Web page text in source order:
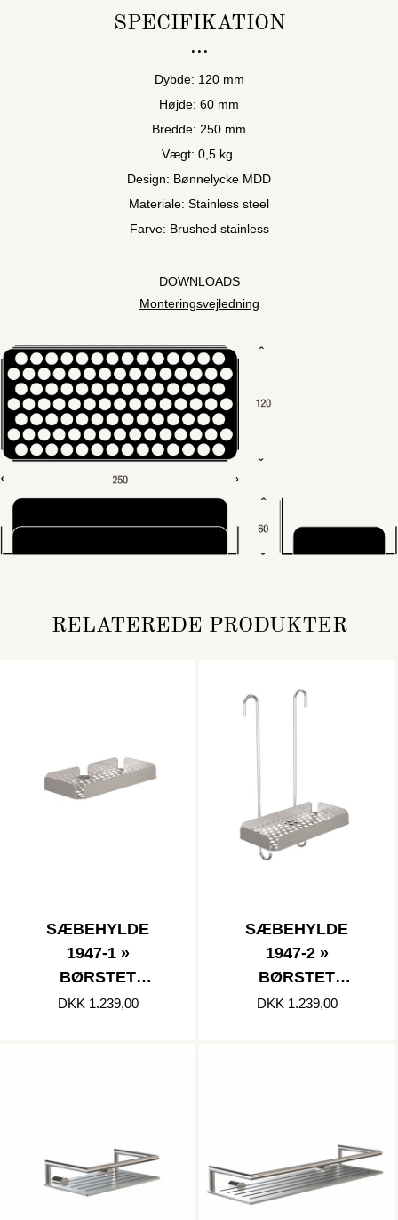
SPECIFIKATION
Dybde: 120 mm
Højde: 60 mm
Bredde: 250 mm
Vægt: 0,5 kg.
Design: Bønnelycke MDD
Materiale: Stainless steel
Farve: Brushed stainless
DOWNLOADS
Monteringsvejledning
RELATEREDE PRODUKTER
SÆBEHYLDE
1947-1 »
BØRSTET
RUSTFRI
DKK 1.239,00
SÆBEHYLDE
1947-2 »
BØRSTET
RUSTFRI
DKK 1.239,00